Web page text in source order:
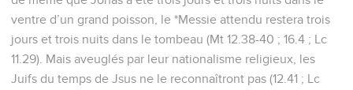
ventre d’un grand poisson, le *Messie attendu restera trois
jours et trois nuits dans le tombeau (Mt 12.38-40 ; 16.4 ; Lc
11.29). Mais aveuglés par leur nationalisme religieux, les
Juifs du temps de Jsus ne le reconnaîtront pas (12.41 ; Lc